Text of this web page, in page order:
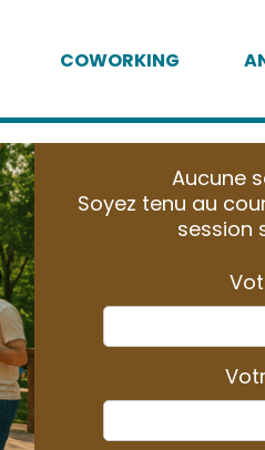
COWORKING
Aucune
Soyez tenu au
session